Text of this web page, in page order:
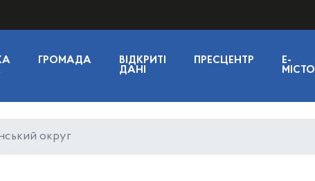
ГРОМАДА
ВІДКРИТІ
ДАНІ
ПРЕСЦЕНТР
E-
МІСТО
округ